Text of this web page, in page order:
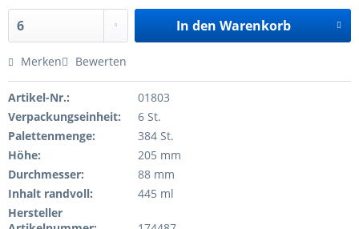
In den Warenkorb
Merken Bewerten
Artikel-Nr.:
01803
Verpackungseinheit:
6 St.
Palettenmenge:
384 St.
Höhe:
205 mm
Durchmesser:
88 mm
Inhalt randvoll:
445 ml
Hersteller